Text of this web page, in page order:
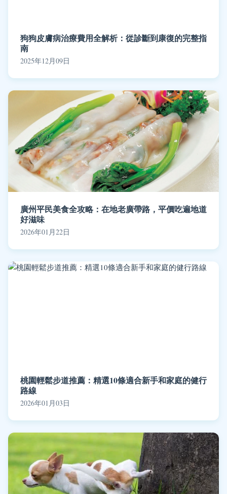
狗狗皮膚病治療費用全解析：從診斷到康復的完整指
南
2025年12月09日
廣州平民美食全攻略：在地老廣帶路，平價吃遍地道
好滋味
2026年01月22日
桃園輕鬆步道推薦：精選10條適合新手和家庭的健行
路線
2026年01月03日